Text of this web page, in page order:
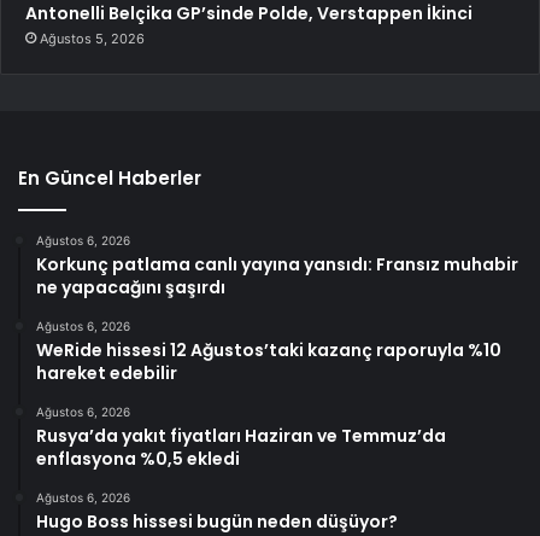
Antonelli Belçika GP’sinde Polde, Verstappen İkinci
Ağustos 5, 2026
En Güncel Haberler
Ağustos 6, 2026
Korkunç patlama canlı yayına yansıdı: Fransız muhabir
ne yapacağını şaşırdı
Ağustos 6, 2026
WeRide hissesi 12 Ağustos’taki kazanç raporuyla %10
hareket edebilir
Ağustos 6, 2026
Rusya’da yakıt fiyatları Haziran ve Temmuz’da
enflasyona %0,5 ekledi
Ağustos 6, 2026
Hugo Boss hissesi bugün neden düşüyor?